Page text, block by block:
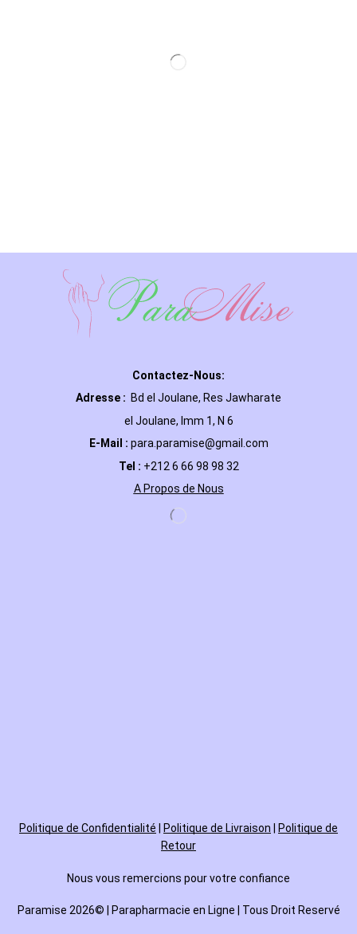
Contactez-Nous:
Adresse : Bd el Joulane, Res Jawharate
el Joulane, Imm 1, N 6
E-Mail : para.paramise@gmail.com
Tel : +212 6 66 98 98 32
A Propos de Nous
Politique de Confidentialité Politique de Livraison
Politique de
Retour
Nous vous remercions pour votre confiance
Paramise 2026© | Parapharmacie en Ligne | Tous Droit Reservé